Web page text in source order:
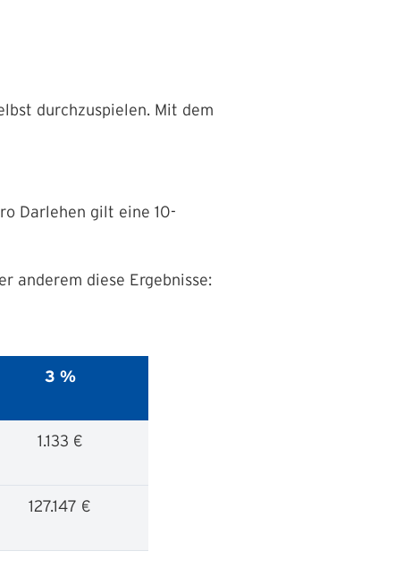
durchzuspielen. Mit dem
Darlehen gilt eine 10-
anderem diese Ergebnisse:
3 %
1.133 €
127.147 €